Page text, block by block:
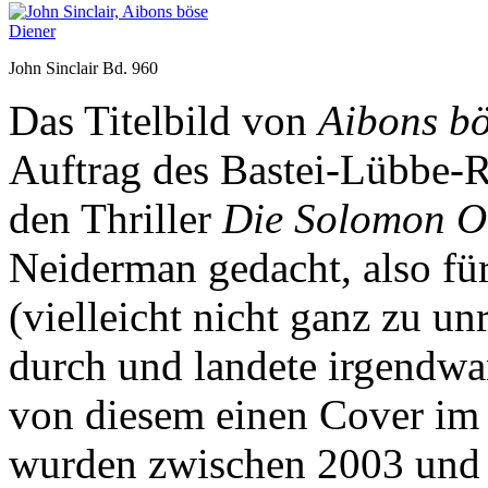
John Sinclair Bd. 960
Das Titelbild vonAibons
Auftrag des Bastei-Lübbe-
den Thriller Die Solomon
Neiderman gedacht, also
(vielleicht nicht ganz zu
durch und landete
von diesem einen Cover
wurden zwischen 2003